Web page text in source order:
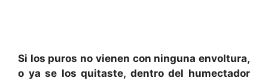
Si los puros no vienen con ninguna envoltura,
o ya se los quitaste, dentro del humectador